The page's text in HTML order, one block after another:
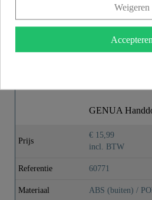
MEER
GENUA
Prijs
€ 15,99
incl. BTW
Referentie 60771
Materiaal ABS (buiten) /
Weigeren
Accepteren